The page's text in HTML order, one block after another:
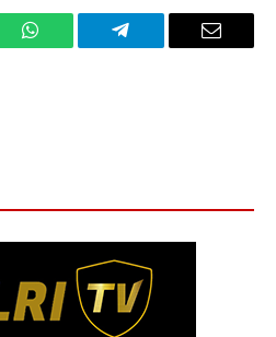
WhatsApp Telegram Email